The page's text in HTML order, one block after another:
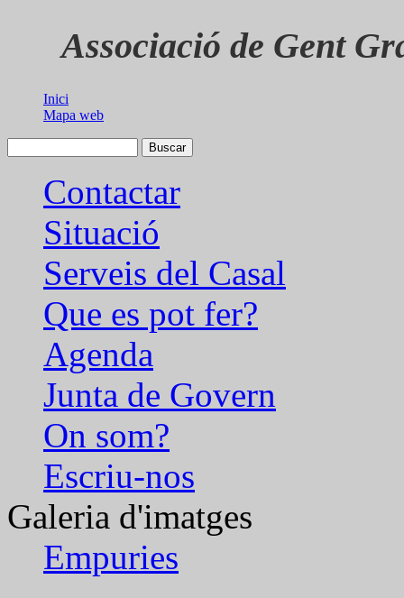
Associació de Gent
Inici
Mapa web
Contactar
Situació
Serveis del Casal
Que es pot fer?
Agenda
Junta de Govern
On som?
Escriu-nos
Galeria d'imatges
Empuries